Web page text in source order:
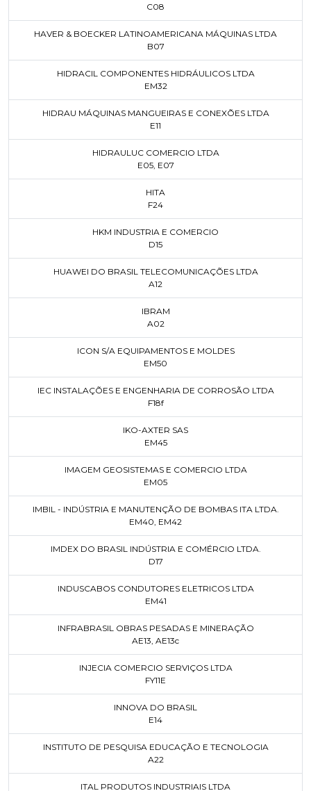
C08
HAVER & BOECKER LATINOAMERICANA MÁQUINAS LTDA
B07
HIDRACIL COMPONENTES HIDRÁULICOS LTDA
EM32
HIDRAU MÁQUINAS MANGUEIRAS E CONEXÕES LTDA
E11
HIDRAULUC COMERCIO LTDA
E05, E07
HITA
F24
HKM INDUSTRIA E COMERCIO
D15
HUAWEI DO BRASIL TELECOMUNICAÇÕES LTDA
A12
IBRAM
A02
ICON S/A EQUIPAMENTOS E MOLDES
EM50
IEC INSTALAÇÕES E ENGENHARIA DE CORROSÃO LTDA
F18f
IKO-AXTER SAS
EM45
IMAGEM GEOSISTEMAS E COMERCIO LTDA
EM05
IMBIL - INDÚSTRIA E MANUTENÇÃO DE BOMBAS ITA LTDA.
EM40, EM42
IMDEX DO BRASIL INDÚSTRIA E COMÉRCIO LTDA.
D17
INDUSCABOS CONDUTORES ELETRICOS LTDA
EM41
INFRABRASIL OBRAS PESADAS E MINERAÇÃO
AE13, AE13c
INJECIA COMERCIO SERVIÇOS LTDA
FY11E
INNOVA DO BRASIL
E14
INSTITUTO DE PESQUISA EDUCAÇÃO E TECNOLOGIA
A22
ITAL PRODUTOS INDUSTRIAIS LTDA